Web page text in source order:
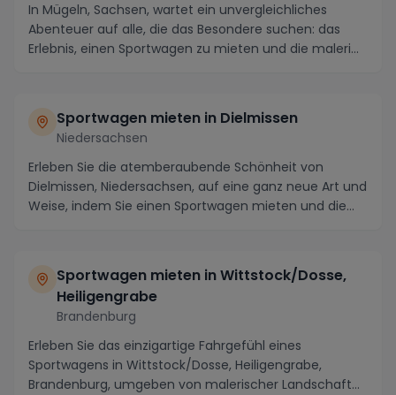
In Mügeln, Sachsen, wartet ein unvergleichliches
Abenteuer auf alle, die das Besondere suchen: das
Erlebnis, einen Sportwagen zu mieten und die maleri...
Sportwagen mieten in Dielmissen
Niedersachsen
Erleben Sie die atemberaubende Schönheit von
Dielmissen, Niedersachsen, auf eine ganz neue Art und
Weise, indem Sie einen Sportwagen mieten und die
Sportwagen mieten in Wittstock/Dosse,
Heiligengrabe
Brandenburg
Erleben Sie das einzigartige Fahrgefühl eines
Sportwagens in Wittstock/Dosse, Heiligengrabe,
Brandenburg, umgeben von malerischer Landschaft